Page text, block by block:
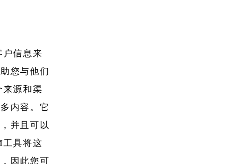
户信息来
您与他们
来源和渠
内容。它
并且可以
工具将这
因此您可